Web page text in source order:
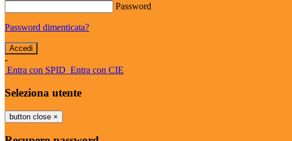
Password
Password dimenticata?
-
Entra con SPID Entra con CIE
Seleziona utente
button close ×